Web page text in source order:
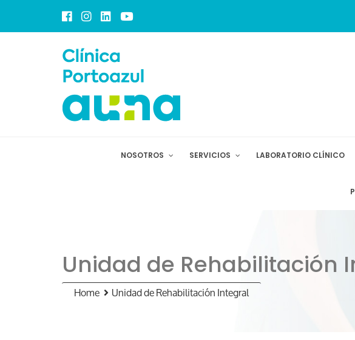
NOSOTROS SERVICIOS LABORATORIO CLÍNICO
Unidad de Rehabilitación
Home Unidad de Rehabilitación Integral